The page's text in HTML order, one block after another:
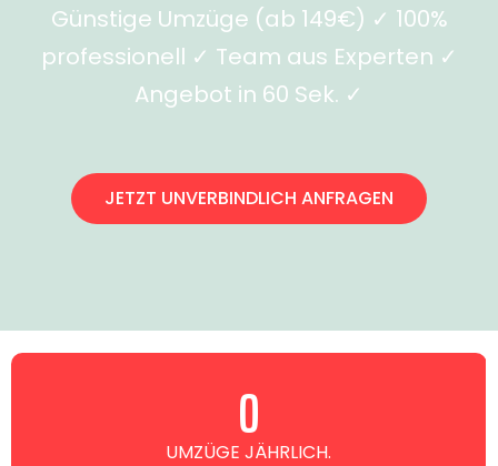
Günstige Umzüge (ab 149€) ✓ 100%
professionell ✓ Team aus Experten ✓
Angebot in 60 Sek. ✓
JETZT UNVERBINDLICH ANFRAGEN
UMZÜGE JÄHRLICH.
0